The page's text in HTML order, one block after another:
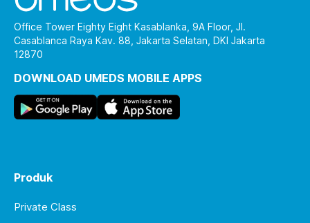
Office Tower Eighty Eight Kasablanka, 9A Floor, Jl.
Casablanca Raya Kav. 88, Jakarta Selatan, DKI Jakarta
12870
DOWNLOAD UMEDS MOBILE APPS
Produk
Private Class